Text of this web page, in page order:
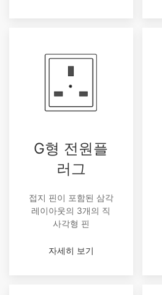
G형 전원플
러그
접지 핀이 포함된 삼각
레이아웃의 3개의 직
사각형 핀
자세히 보기